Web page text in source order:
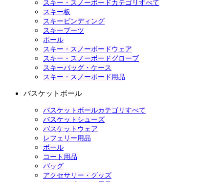
スキー・スノーボードカテゴリすべて
スキー板
スキービンディング
スキーブーツ
ポール
スキー・スノーボードウェア
スキー・スノーボードグローブ
スキーバッグ・ケース
スキー・スノーボード用品
バスケットボール
バスケットボールカテゴリすべて
バスケットシューズ
バスケットウェア
レフェリー用品
ボール
コート用品
バッグ
アクセサリー・グッズ